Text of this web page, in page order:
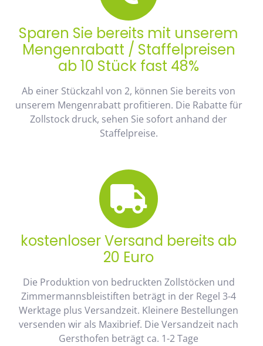
Sparen Sie bereits mit unserem
Mengenrabatt / Staffelpreisen
ab 10 Stück fast 48%
Ab einer Stückzahl von 2, können Sie bereits von
unserem Mengenrabatt profitieren. Die Rabatte für
Zollstock druck, sehen Sie sofort anhand der
Staffelpreise.
kostenloser Versand bereits ab
20 Euro
Die Produktion von bedruckten Zollstöcken und
Zimmermannsbleistiften beträgt in der Regel 3-4
Werktage plus Versandzeit. Kleinere Bestellungen
versenden wir als Maxibrief. Die Versandzeit nach
Gersthofen beträgt ca. 1-2 Tage